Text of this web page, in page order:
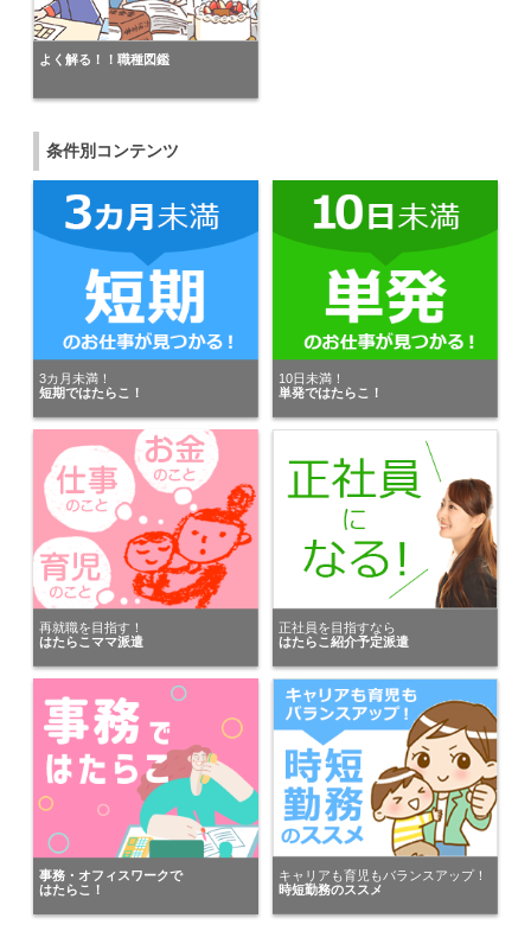
千葉県の男性が
株式会社H4
株式会社カインズサービス 相模原営業所
神奈川県の女性が
株式会社スタッフサービス
にキニナルを送りました。
神奈川県の男性が
トランスコスモスパートナーズ株式会社
にキニナルを送りました。
が埼玉県の女性にキニナルを送りました。
東京都の女性が
パーソルエクセルHRパートナーズ株式会社
にキニナルを送りました。
千葉県の女性が
ヒューマンリソシア株式会社（行政・自治体）
にキニナルを送りました。
千葉県の男性が
株式会社ウィズ（ケン太君の人材派遣）
にキニナルを送りました。
神奈川県の女性が
株式会社リクルートスタッフィング ＩＴスタッフ…
にキニナルを送りました。
千葉県の男性が
株式会社スタッフサービス ＩＴソリューションブ…
にキニナルを送りました。
よく解る！！職種図鑑
条件別コンテンツ
3カ月未満！
短期ではたらこ！
10日未満！
単発ではたらこ！
再就職を目指す！
はたらこママ派遣
正社員を目指すなら
はたらこ紹介予定派遣
事務・オフィスワークで
はたらこ！
キャリアも育児もバランスアップ！
時短勤務のススメ